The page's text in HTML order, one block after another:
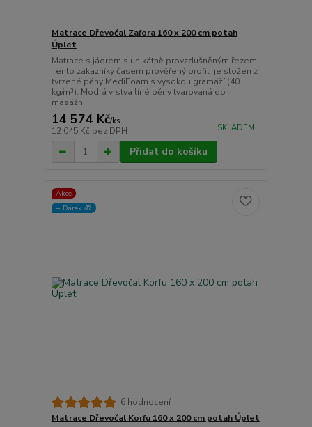
Matrace Dřevočal Zafora 160 x 200 cm potah
Úplet
Matrace s jádrem s unikátně provzdušněným řezem.
Tento zákazníky časem prověřený profil je složen z
tvrzené pěny MediFoam s vysokou gramáží (40
kg/m³). Modrá vrstva líné pěny tvarovaná do
masážn...
14 574 Kč/ks
12 045 Kč bez DPH SKLADEM
Přidat do košíku
Akce
+ Dárek️ 🎁
6 hodnocení
Matrace Dřevočal Korfu 160 x 200 cm potah Úplet